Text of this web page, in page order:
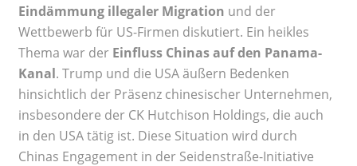
Eindämmung illegaler Migration und der
Wettbewerb für US-Firmen diskutiert. Ein heikles
Thema war der Einfluss Chinas auf den Panama-
Kanal. Trump und die USA äußern Bedenken
hinsichtlich der Präsenz chinesischer Unternehmen,
insbesondere der CK Hutchison Holdings, die auch
in den USA tätig ist. Diese Situation wird durch
Chinas Engagement in der Seidenstraße-Initiative